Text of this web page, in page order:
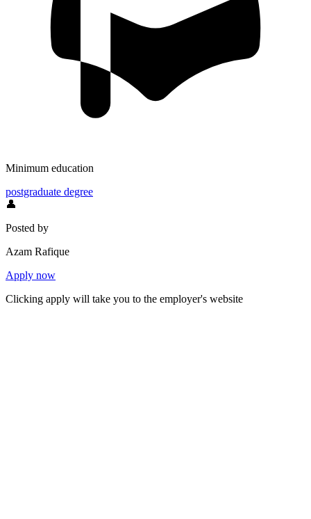
Minimum education
postgraduate degree
👤
Posted by
Azam Rafique
Apply now
Clicking apply will take you to the employer's website